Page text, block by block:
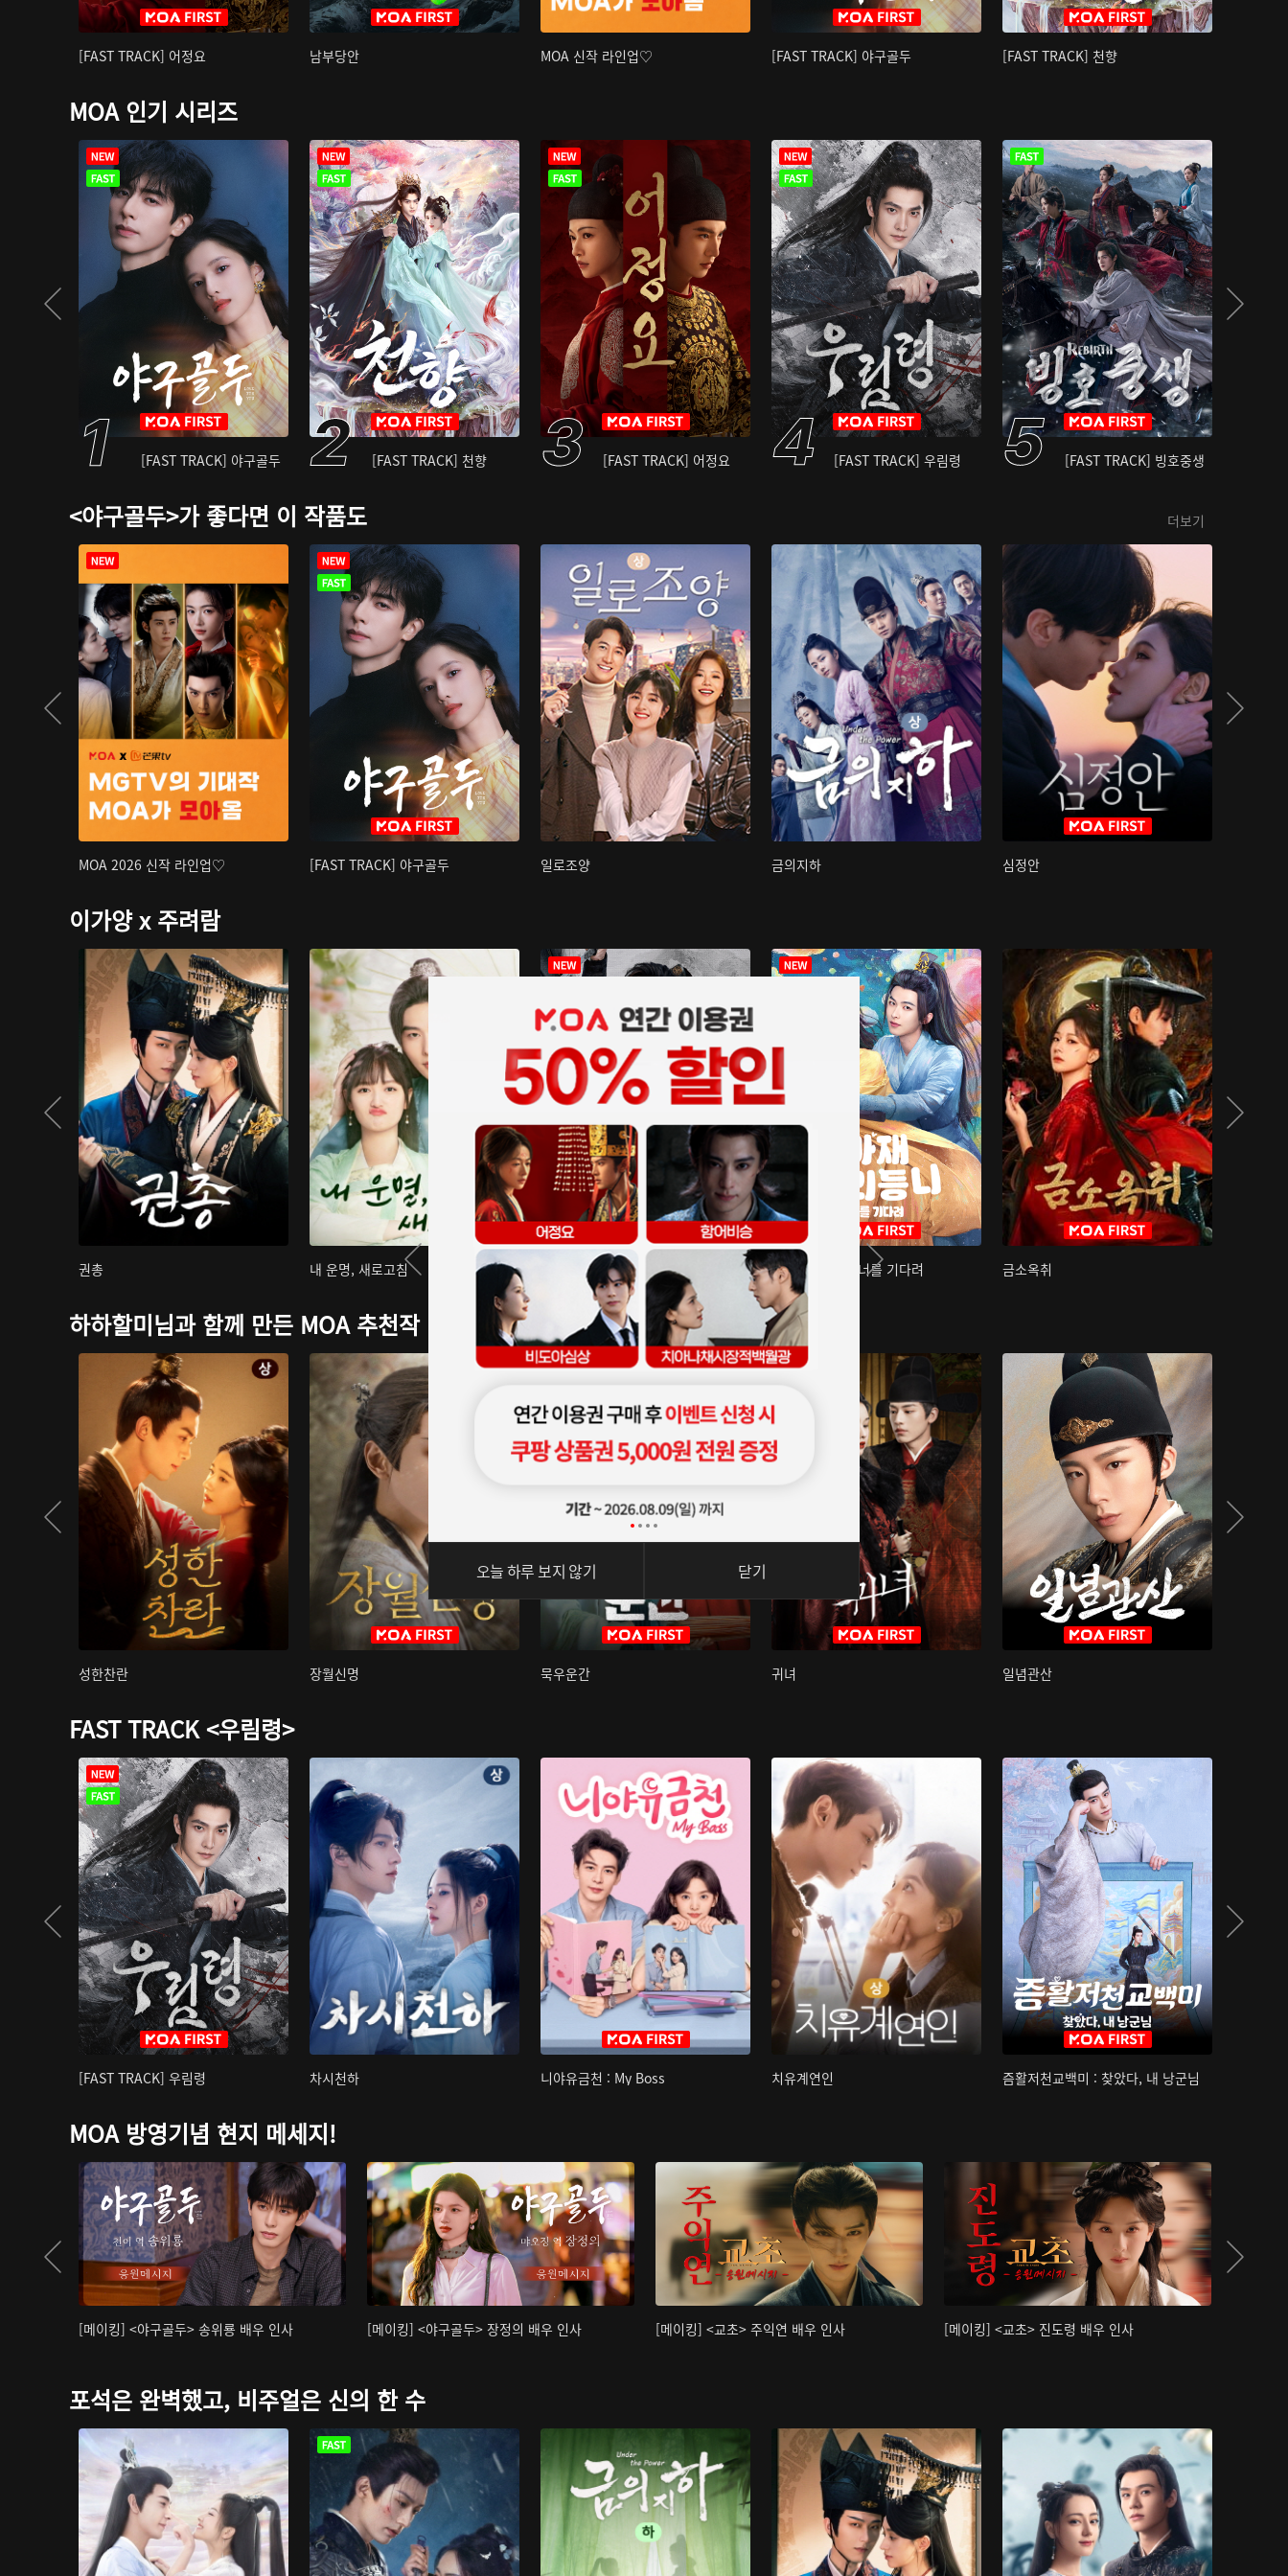
[FAST TRACK] 어정요 남부당안 MOA 신작 라인업♡ [FAST TRACK] 야구골두 [FAST TRACK] 천향
MOA 인기 시리즈
[FAST TRACK] 야구골두 [FAST TRACK] 천향 [FAST TRACK] 어정요 [FAST TRACK] 우림령 [FAST TRACK] 빙호중생
<야구골두>가 좋다면 이 작품도 더보기
MOA 2026 신작 라인업♡ [FAST TRACK] 야구골두 일로조양 금의지하 심정안
이가양 x 주려람
권총 내 운명, 새로고침 아재저리등니 : 너를 기다려 금소옥취
하하할미님과 함께 만든 MOA 추천작
성한찬란 장월신명 묵우운간 귀녀 일념관산
FAST TRACK <우림령>
[FAST TRACK] 우림령 차시천하 니야유금천 : My Boss 치유계연인 즘활저천교백미 : 찾았다, 내 낭군님
MOA 방영기념 현지 메세지!
[메이킹] <야구골두> 송위룡 배우 인사 [메이킹] <야구골두> 장정의 배우 인사 [메이킹] <교초> 주익연 배우 인사 [메이킹] <교초> 진도령 배우 인사
포석은 완벽했고, 비주얼은 신의 한 수
오늘 하루 보지 않기 닫기